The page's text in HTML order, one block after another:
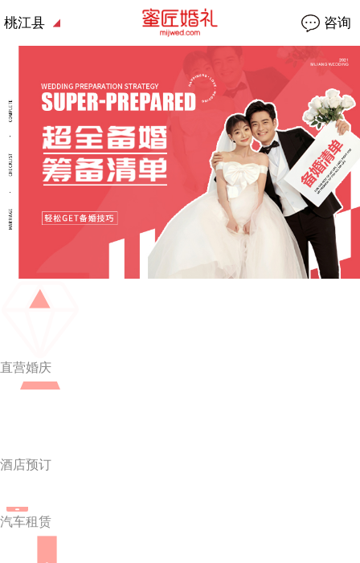
桃江县 咨询
直营婚庆
酒店预订
汽车租赁